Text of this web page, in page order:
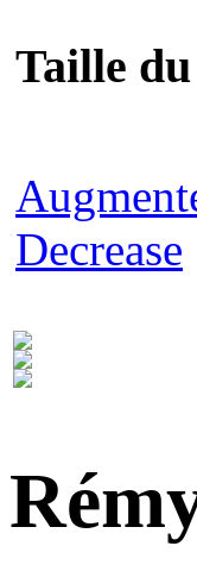
Taille
Decrease